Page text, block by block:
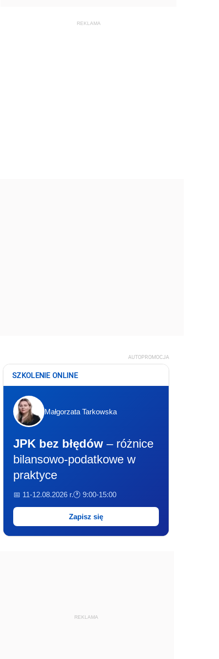
AUTOPROMOCJA
SZKOLENIE ONLINE
Małgorzata Tarkowska
JPK bez błędów – różnice
bilansowo-podatkowe w
praktyce
📅 11-12.08.2026 r.🕐 9:00-15:00
Zapisz się
REKLAMA